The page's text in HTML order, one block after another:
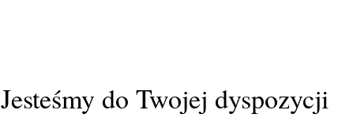
Jesteśmy do Twojej dyspozycji